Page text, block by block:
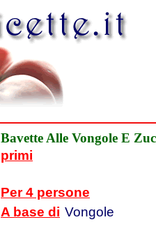
Bavette Alle Vongole E
primi
Per 4 persone
A base di Vongole